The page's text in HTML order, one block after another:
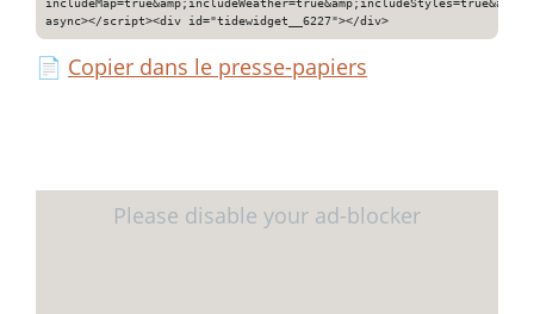
async></script><div id="tidewidget__6227"></div>
📄 Copier dans le presse-papiers